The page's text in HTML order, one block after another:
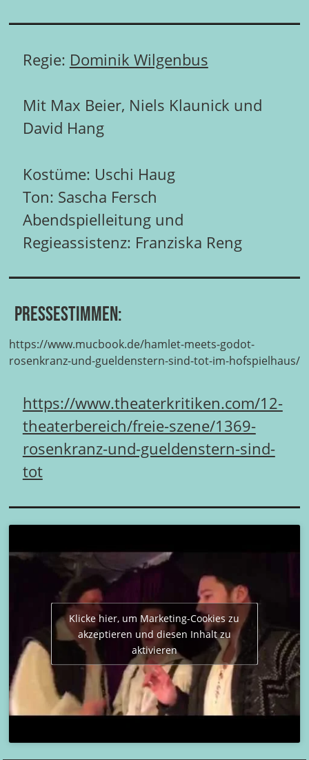
Regie: Dominik Wilgenbus
Mit Max Beier, Niels Klaunick und
David Hang
Kostüme: Uschi Haug
Ton: Sascha Fersch
Abendspielleitung und
Regieassistenz: Franziska Reng
Pressestimmen:
https://www.mucbook.de/hamlet-meets-godot-
rosenkranz-und-gueldenstern-sind-tot-im-hofspielhaus/
https://www.theaterkritiken.com/12-
theaterbereich/freie-szene/1369-
rosenkranz-und-gueldenstern-sind-
tot
Klicke hier, um Marketing-Cookies zu
akzeptieren und diesen Inhalt zu
aktivieren